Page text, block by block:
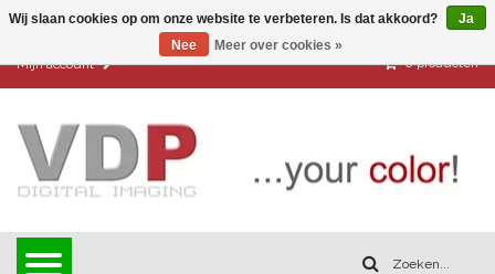
Mijn account 0 producten
Wij slaan cookies op om onze website te verbeteren. Is dat akkoord?
Ja
Nee
Meer over cookies »